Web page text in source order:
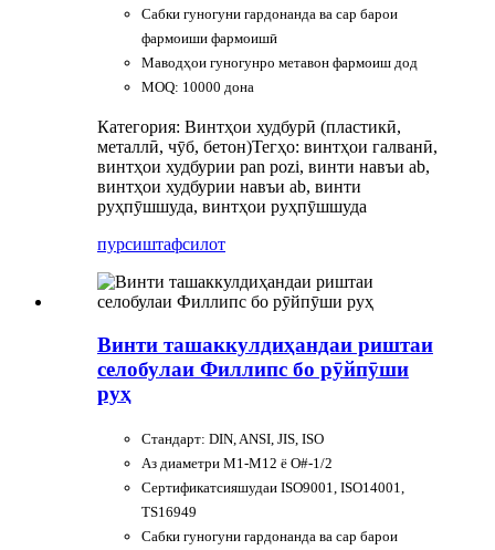
Сабки гуногуни гардонанда ва сар барои
фармоиши фармоишӣ
Маводҳои гуногунро метавон фармоиш дод
MOQ: 10000 дона
Категория: Винтҳои худбурӣ (пластикӣ,
металлӣ, чӯб, бетон)Тегҳо: винтҳои галванӣ,
винтҳои худбурии pan pozi, винти навъи ab,
винтҳои худбурии навъи ab, винти
руҳпӯшшуда, винтҳои руҳпӯшшуда
пурсиштафсилот
Винти ташаккулдиҳандаи риштаи
селобулаи Филлипс бо рӯйпӯши
руҳ
Стандарт: DIN, ANSI, JIS, ISO
Аз диаметри M1-M12 ё O#-1/2
Сертификатсияшудаи ISO9001, ISO14001,
TS16949
Сабки гуногуни гардонанда ва сар барои